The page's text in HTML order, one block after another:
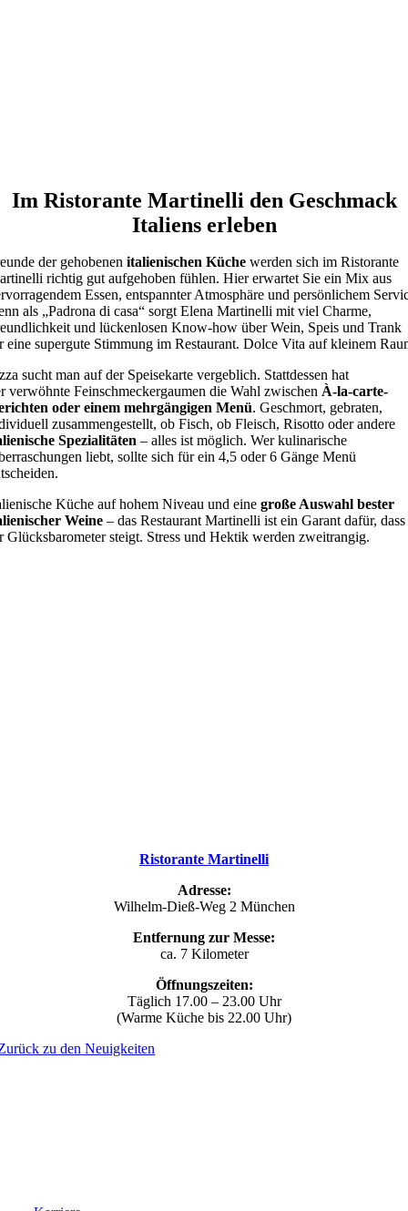
Im Ristorante Martinelli den Geschmack
Italiens erleben
der gehobenen italienischen Küchewerden sich im Ristorante
richtig gut aufgehoben fühlen. Hier erwartet Sie ein Mix aus
Essen, entspannter Atmosphäre und persönlichem
als „Padrona di casa“ sorgt Elena Martinelli mit viel Charme,
und lückenlosen Know-how über Wein, Speis und Trank
eine supergute Stimmung im Restaurant. Dolce Vita auf kleinem
sucht man auf der Speisekarte vergeblich. Stattdessen hat
verwöhnte Feinschmeckergaumen die Wahl zwischen À-la-carte-
oder einem mehrgängigen Menü. Geschmort, gebraten,
zusammengestellt, ob Fisch, ob Fleisch, Risotto oder andere
Spezialitäten– alles ist möglich. Wer kulinarische
liebt, sollte sich für ein 4,5 oder 6 Gänge Menü
Küche auf hohem Niveau und eine große Auswahl bester
Weine– das Restaurant Martinelli ist ein Garant dafür, dass
Glücksbarometer steigt. Stress und Hektik werden zweitrangig.
Ristorante Martinelli
Adresse:
Wilhelm-Dieß-Weg 2 München
Entfernung zur Messe:
ca. 7 Kilometer
Öffnungszeiten:
Täglich 17.00 – 23.00 Uhr
(Warme Küche bis 22.00 Uhr)
zu den Neuigkeiten